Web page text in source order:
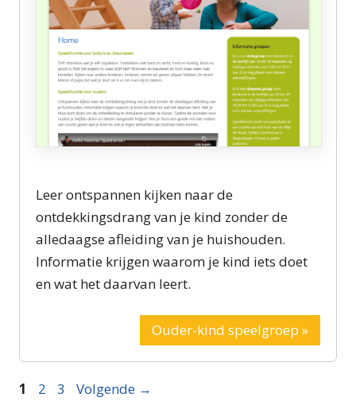
Leer ontspannen kijken naar de
ontdekkingsdrang van je kind zonder de
alledaagse afleiding van je huishouden.
Informatie krijgen waarom je kind iets doet
en wat het daarvan leert.
Ouder-kind speelgroep »
Pagina
1 Pagina
2 Pagina
3 Volgende →